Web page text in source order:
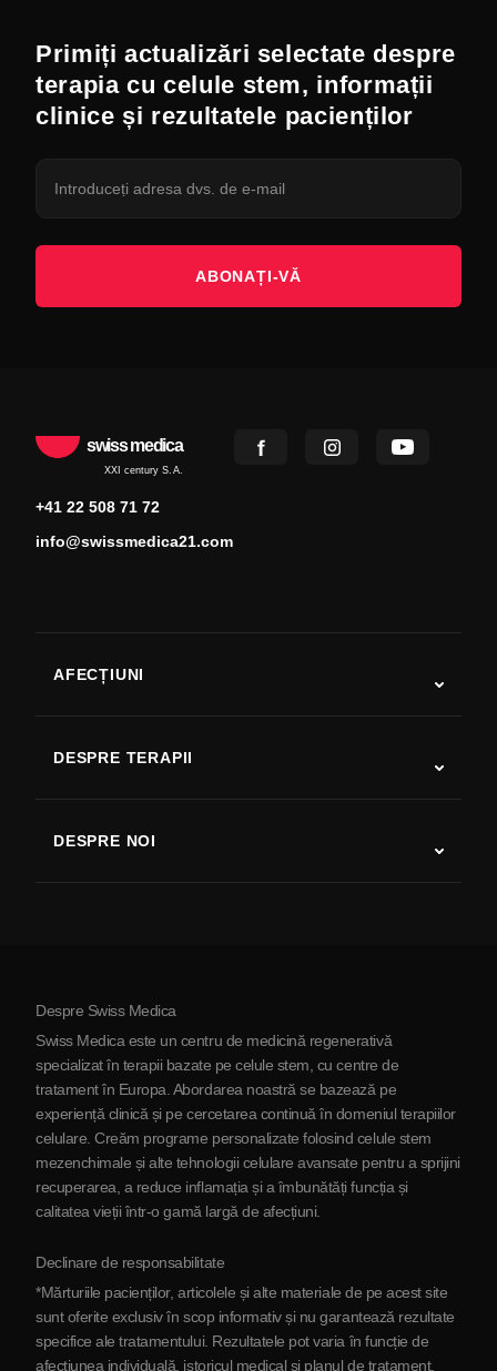
Primiți actualizări selectate despre
terapia cu celule stem, informații
clinice și rezultatele pacienților
ABONAȚI-VĂ
swiss medica
XXI century S.A.
+41 22 508 71 72
info@swissmedica21.com
AFECȚIUNI
Boala Parkinson
Artrită
DESPRE TERAPII
DESPRE NOI
Despre Serbia
Parteneriat
Contactaţi-ne
Despre Swiss Medica
Swiss Medica este un centru de medicină regenerativă
specializat în terapii bazate pe celule stem, cu centre de
tratament în Europa. Abordarea noastră se bazează pe
experiență clinică și pe cercetarea continuă în domeniul terapiilor
celulare. Creăm programe personalizate folosind celule stem
mezenchimale și alte tehnologii celulare avansate pentru a sprijini
recuperarea, a reduce inflamația și a îmbunătăți funcția și
calitatea vieții într-o gamă largă de afecțiuni.
Declinare de responsabilitate
*Mărturiile pacienților, articolele și alte materiale de pe acest site
sunt oferite exclusiv în scop informativ și nu garantează rezultate
specifice ale tratamentului. Rezultatele pot varia în funcție de
afecțiunea individuală, istoricul medical și planul de tratament.